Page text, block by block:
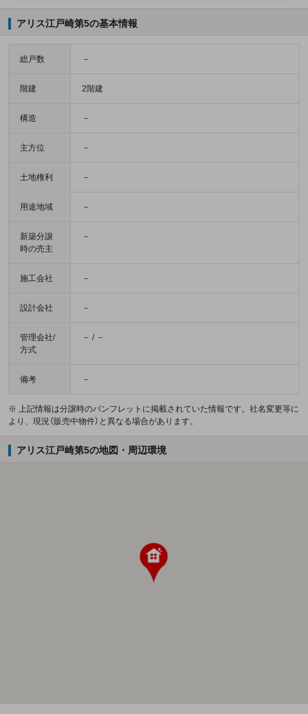
アリス江戸崎第5の基本情報
総戸数 －
階建 2階建
構造 －
主方位 －
土地権利 －
用途地域 －
新築分譲
時の売主
－
施工会社 －
設計会社 －
管理会社/
方式
－ / －
備考 －
※ 上記情報は分譲時のパンフレットに掲載されていた情報です。社名変更等に
より、現況（販売中物件）と異なる場合があります。
アリス江戸崎第5の地図・周辺環境